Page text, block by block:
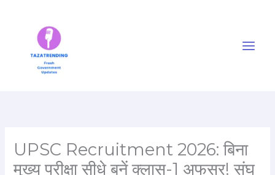
UPSC Recruitment 2026: बिना
मुख्य परीक्षा सीधे बनें क्लास-1 अफसर! संघ